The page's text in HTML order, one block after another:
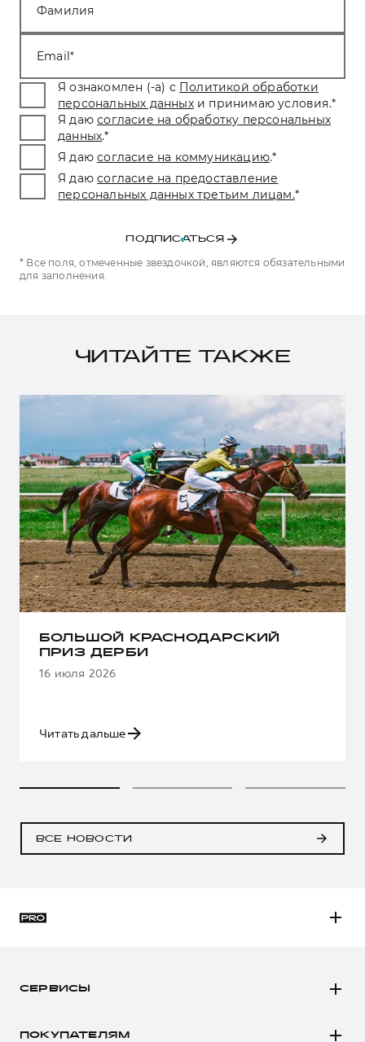
Фамилия
Email
Я ознакомлен (-а) с Политикой обработки
персональных данных и принимаю условия.*
Я даю согласие на обработку персональных
данных.*
Я даю согласие на коммуникацию.*
Я даю согласие на предоставление
персональных данных третьим лицам.*
ПОДПИСАТЬСЯ
* Все поля, отмеченные звездочкой, являются обязательными
для заполнения.
ЧИТАЙТЕ ТАКЖЕ
БОЛЬШОЙ КРАСНОДАРСКИЙ
ПРИЗ ДЕРБИ
16 июля 2026
Читать дальше
ВСЕ НОВОСТИ
СЕРВИСЫ
ПОКУПАТЕЛЯМ